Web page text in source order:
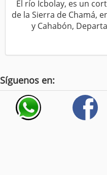
El río Icbolay, es un
de la Sierra de Chamá,
y Cahabón,
Síguenos en: